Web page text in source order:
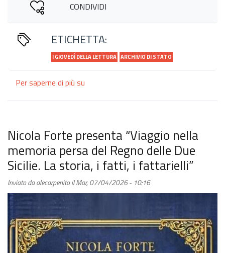
CONDIVIDI
ETICHETTA:
I GIOVEDÌ DELLA LETTURA ARCHIVIO DI STATO
Per saperne di più su
del
libro
“Lettere
inedite
di
Ferdinando
Borbone
a
Nicola Forte presenta “Viaggio nella
memoria persa del Regno delle Due
Sicilie. La storia, i fatti, i fattarielli”
Inviato daalecarpenitoilMar, 07/04/2026 - 10:16